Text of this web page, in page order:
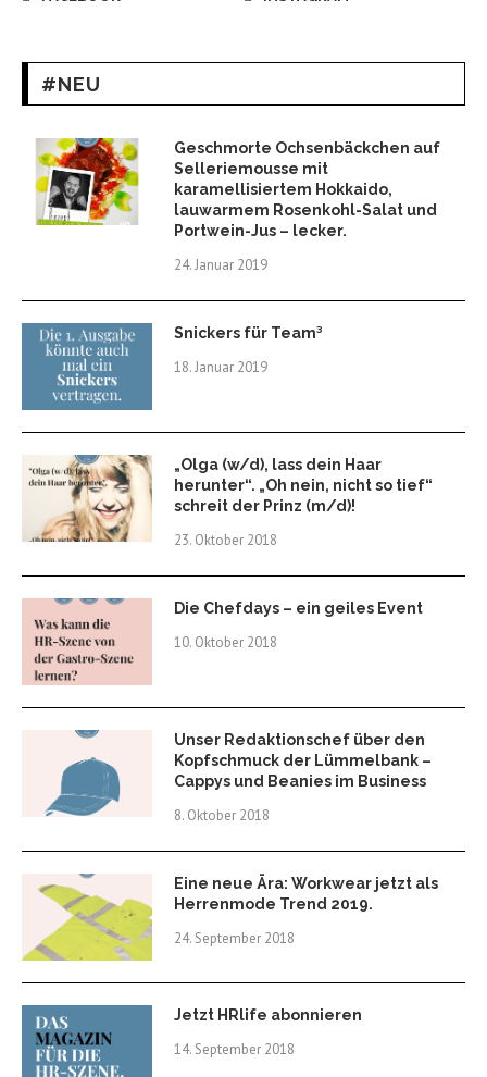
#NEU
Geschmorte Ochsenbäckchen auf
Selleriemousse mit
karamellisiertem Hokkaido,
lauwarmem Rosenkohl-Salat und
Portwein-Jus – lecker.
24. Januar 2019
Snickers für Team³
18. Januar 2019
„Olga (w/d), lass dein Haar
herunter“. „Oh nein, nicht so tief“
schreit der Prinz (m/d)!
23. Oktober 2018
Die Chefdays – ein geiles Event
10. Oktober 2018
Unser Redaktionschef über den
Kopfschmuck der Lümmelbank –
Cappys und Beanies im Business
8. Oktober 2018
Eine neue Ära: Workwear jetzt als
Herrenmode Trend 2019.
24. September 2018
Jetzt HRlife abonnieren
14. September 2018